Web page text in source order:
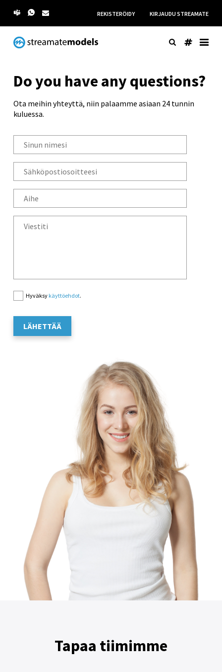
REKISTERÖIDY KIRJAUDU STREAMATE
Do you have any questions?
Ota meihin yhteyttä, niin palaamme asiaan 24 tunnin
kuluessa.
Hyväksy käyttöehdot.
LÄHETTÄÄ
Tapaa tiimimme